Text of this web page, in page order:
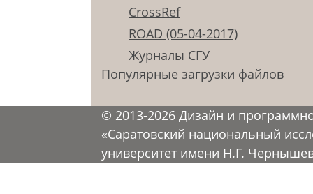
CrossRef
ROAD (05-04-2017)
Журналы СГУ
Популярные загрузки файлов
© 2013-2026 Дизайн и
«Саратовский национальный
университет имени Н.Г.